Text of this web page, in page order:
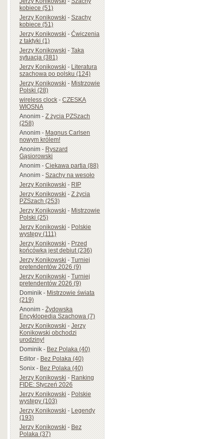
kobiece (51)
Jerzy Konikowski-Szachy
kobiece (51)
Jerzy Konikowski-Ćwiczenia
z taktyki (1)
Jerzy Konikowski-Taka
sytuacja (381)
Jerzy Konikowski-Literatura
szachowa po polsku (124)
Jerzy Konikowski-Mistrzowie
Polski (28)
wireless clock-CZESKA
WIOSNA
Anonim-Z życia PZSzach
(258)
Anonim-Magnus Carlsen
nowym królem!
Anonim-Ryszard
Gąsiorowski
Anonim-Ciekawa partia (88)
Anonim-Szachy na wesoło
Jerzy Konikowski-RIP
Jerzy Konikowski-Z życia
PZSzach (253)
Jerzy Konikowski-Mistrzowie
Polski (25)
Jerzy Konikowski-Polskie
występy (111)
Jerzy Konikowski-Przed
końcówką jest debiut (236)
Jerzy Konikowski-Turniej
pretendentów 2026 (9)
Jerzy Konikowski-Turniej
pretendentów 2026 (9)
Dominik-Mistrzowie świata
(219)
Anonim-Żydowska
Encyklopedia Szachowa (7)
Jerzy Konikowski-Jerzy
Konikowski obchodzi
urodziny!
Dominik-Bez Polaka (40)
Editor-Bez Polaka (40)
Sonix-Bez Polaka (40)
Jerzy Konikowski-Ranking
FIDE: Styczeń 2026
Jerzy Konikowski-Polskie
występy (103)
Jerzy Konikowski-Legendy
(193)
Jerzy Konikowski-Bez
Polaka (37)